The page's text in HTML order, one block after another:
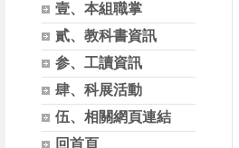
壹、本組職掌
貳、教科書資訊
参、工讀資訊
肆、科展活動
伍、相關網頁連結
回首頁